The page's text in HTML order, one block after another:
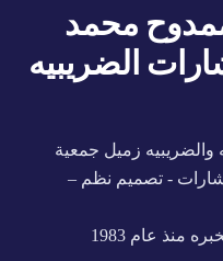
محمد
الضريبيه
والضريبيه زميل جمعية
- تصميم نظم –